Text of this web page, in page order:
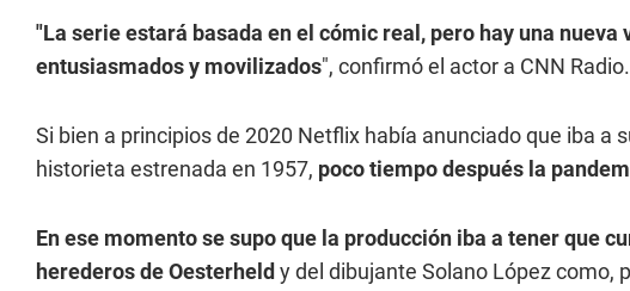
"La serie estará basada en el cómic real, pero hay una
entusiasmados y movilizados", confirmó el actor a CNN Radio.
Si bien a principios de 2020 Netflix había anunciado que iba a
historieta estrenada en 1957, poco tiempo después la
En ese momento se supo que la producción iba a tener que
herederos de Oesterheld y del dibujante Solano López como,